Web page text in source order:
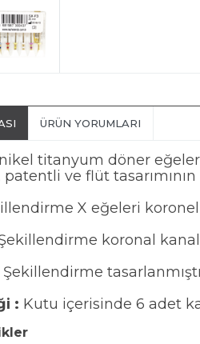
ÜRÜN YORUMLARI
titanyum döner
ve flüt
X eğeleri
Şekillendirme koronal
Şekillendirme
: Kutu içerisinde 6 adet